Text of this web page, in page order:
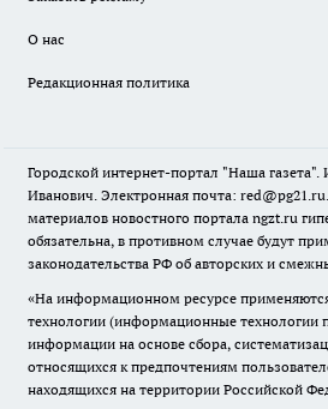
О нас
Редакционная политика
Городской интернет-портал "Наша
Иванович. Электронная почта:
материалов новостного портала ngzt.ru
обязательна, в противном случае будут
законодательства РФ об авторских и
«На информационном ресурсе
технологии (информационные технологии
информации на основе сбора,
относящихся к предпочтениям
находящихся на территории Российской